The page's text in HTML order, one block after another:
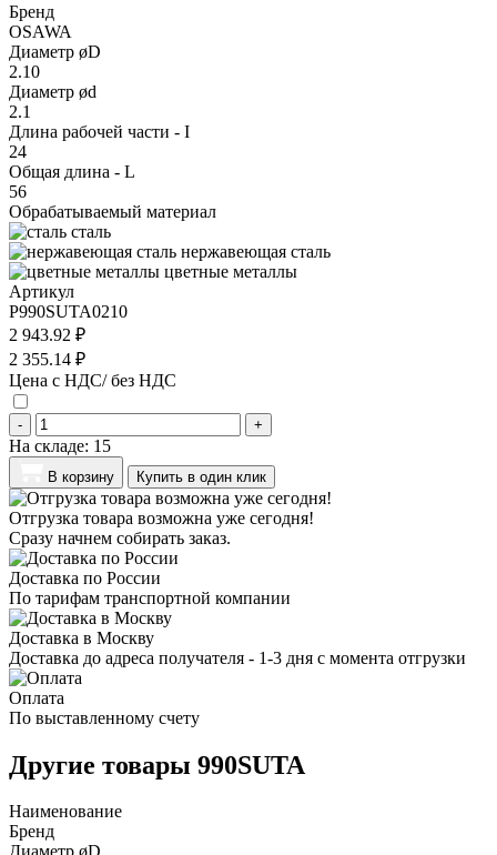
Бренд
OSAWA
Диаметр øD
2.10
Диаметр ød
2.1
Длина рабочей части - I
24
Общая длина - L
56
Обрабатываемый материал
сталь
нержавеющая сталь
цветные металлы
Артикул
P990SUTA0210
2 943.92 ₽
2 355.14 ₽
Цена с НДС/ без НДС
- +
На складе: 15
В корзину Купить в один клик
Отгрузка товара возможна уже сегодня!
Сразу начнем собирать заказ.
Доставка по России
По тарифам транспортной компании
Доставка в Москву
Доставка до адреса получателя - 1-3 дня с момента отгрузки
Оплата
По выставленному счету
Другие товары 990SUTA
Наименование
Бренд